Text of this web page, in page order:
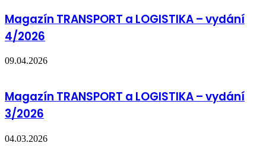
Magazín TRANSPORT a LOGISTIKA – vydání
4/2026
09.04.2026
Magazín TRANSPORT a LOGISTIKA – vydání
3/2026
04.03.2026